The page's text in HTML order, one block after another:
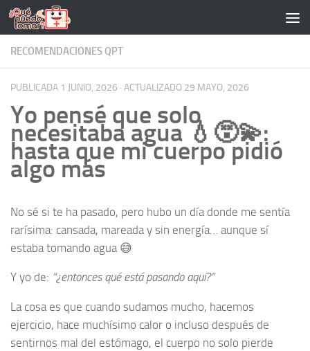
Saltar al contenido
RECOMENDACIONES QPT
PUBLICADA 1 JUNIO, 2026 · ACTUALIZADO 29 MAYO, 2026
Yo pensé que solo
necesitaba agua 💧😵‍💫:
hasta que mi cuerpo pidió
algo más
No sé si te ha pasado, pero hubo un día donde me sentía
rarísima: cansada, mareada y sin energía… aunque sí
estaba tomando agua 😅
Y yo de: “¿entonces qué está pasando aquí?”
La cosa es que cuando sudamos mucho, hacemos
ejercicio, hace muchísimo calor o incluso después de
sentirnos mal del estómago, el cuerpo no solo pierde